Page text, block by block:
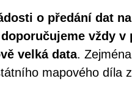
o předání dat
vždy
velká data.
mapového díla